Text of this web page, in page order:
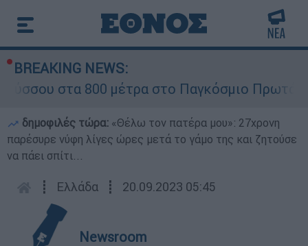
BREAKING NEWS:
στα 800 μέτρα στο Παγκόσμιο Πρωτάθλημα
δημοφιλές τώρα: «Θέλω τον πατέρα μου»: 27χρονη
παρέσυρε νύφη λίγες ώρες μετά το γάμο της και ζητούσε
να πάει σπίτι...
┋ Ελλάδα ┋ 20.09.2023 05:45
Newsroom